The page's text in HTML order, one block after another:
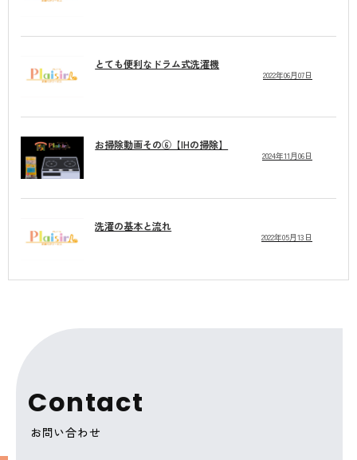
とても便利なドラム式洗濯機
2022年06月07日
お掃除動画その⑥【IHの掃除】
2024年11月06日
洗濯の基本と流れ
2022年05月13日
Contact
お問い合わせ